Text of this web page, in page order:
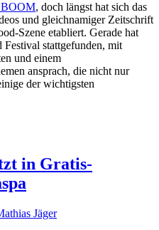
, doch längst hat sich das
und gleichnamiger Zeitschrift
Szene etabliert. Gerade hat
stattgefunden, mit
und einem
ansprach, die nicht nur
der wichtigsten
in Gratis-
Jäger